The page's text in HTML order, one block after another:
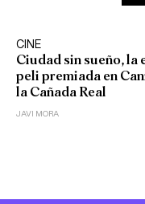
CINE
Ciudad sin sueño, la
peli premiada en
la Cañada Real
JAVI MORA